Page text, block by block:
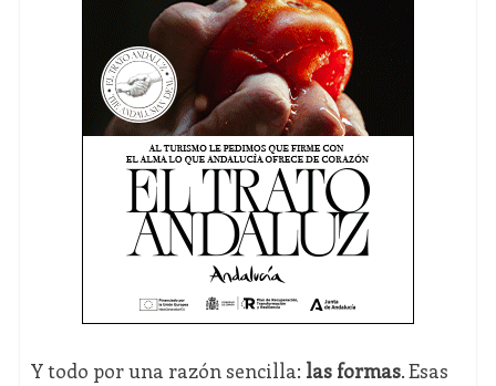
Y todo por una razón sencilla: las formas. Esas